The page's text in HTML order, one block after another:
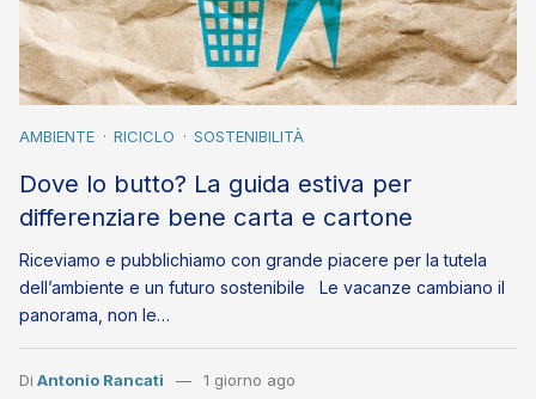
AMBIENTE RICICLO SOSTENIBILITÀ
Dove lo butto? La guida estiva per
differenziare bene carta e cartone
Riceviamo e pubblichiamo con grande piacere per la tutela
dell’ambiente e un futuro sostenibile Le vacanze cambiano il
panorama, non le…
Di Antonio Rancati 1 giorno ago